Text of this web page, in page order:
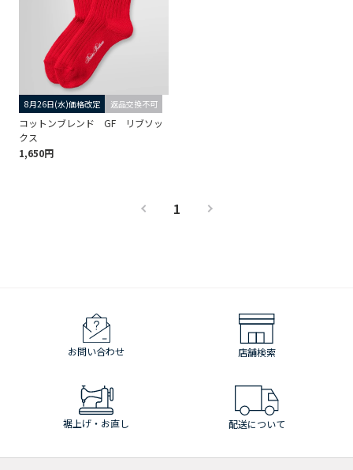
8月26日(水)価格改定 返品交換不可
コットンブレンド GF リブソッ
クス
1,650円
1
お問い合わせ 店舗検索
裾上げ・お直し 配送について